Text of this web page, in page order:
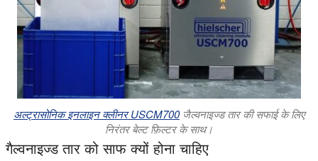
अल्ट्रासोनिक इनलाइन क्लीनर USCM700जैल्वनाइज्ड तार की सफाई के लिए
निरंतर बेल्ट फ़िल्टर के साथ।
गैल्वनाइज्ड तार को साफ क्यों होना चाहिए